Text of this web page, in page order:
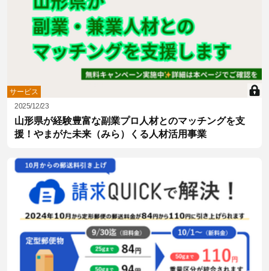
サービス
2025/12/23
山形県が経験豊富な副業プロ人材とのマッチングを支
援！やまがた未来（みら）くる人材活用事業